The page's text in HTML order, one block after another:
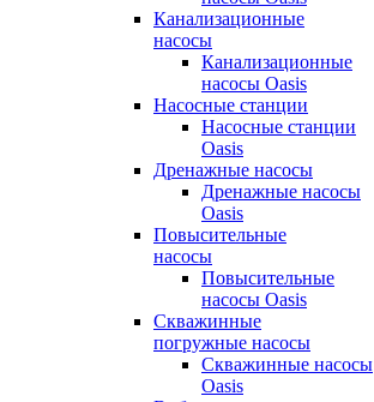
Канализационные
насосы
Канализационные
насосы Oasis
Насосные станции
Насосные станции
Oasis
Дренажные насосы
Дренажные насосы
Oasis
Повысительные
насосы
Повысительные
насосы Oasis
Скважинные
погружные насосы
Скважинные насосы
Oasis